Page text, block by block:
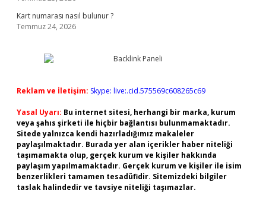
Kart numarası nasıl bulunur ?
Temmuz 24, 2026
Reklam ve İletişim: Skype: live:.cid.575569c608265c69
Yasal Uyarı: Bu internet sitesi, herhangi bir marka, kurum
veya şahıs şirketi ile hiçbir bağlantısı bulunmamaktadır.
Sitede yalnızca kendi hazırladığımız makaleler
paylaşılmaktadır. Burada yer alan içerikler haber niteliği
taşımamakta olup, gerçek kurum ve kişiler hakkında
paylaşım yapılmamaktadır. Gerçek kurum ve kişiler ile isim
benzerlikleri tamamen tesadüfidir. Sitemizdeki bilgiler
taslak halindedir ve tavsiye niteliği taşımazlar.